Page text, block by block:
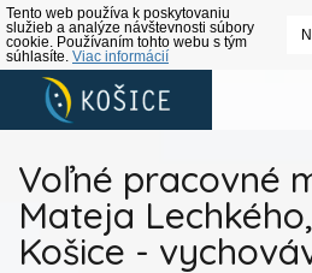
Tento web používa k poskytovaniu
služieb a analýze návštevnosti súbory
cookie. Používaním tohto webu s tým
súhlasíte. Viac informácií
Voľné pracovné
Mateja
Košice -